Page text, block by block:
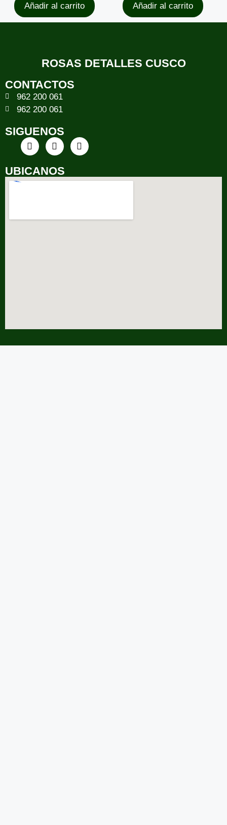
Añadir al carrito Añadir al carrito
ROSAS DETALLES CUSCO
CONTACTOS
962 200 061
962 200 061
SIGUENOS
UBICANOS